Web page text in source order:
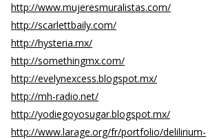
http://www.mujeresmuralistas.com/
http://scarlettbaily.com/
http://hysteria.mx/
http://somethingmx.com/
http://evelynexcess.blogspot.mx/
http://mh-radio.net/
http://yodiegoyosugar.blogspot.mx/
http://www.larage.org/fr/portfolio/delilirium-